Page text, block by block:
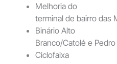
Melhoria do
terminal de bairro das
Binário Alto
Branco/Catolé e
Ciclofaixa